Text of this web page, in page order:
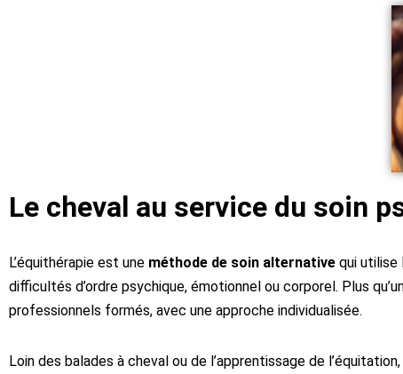
Le cheval au service du soin
L’équithérapie est une méthode de soin alternative qui utilise
difficultés d’ordre psychique, émotionnel ou corporel. Plus
professionnels formés, avec une approche individualisée.
Loin des balades à cheval ou de l’apprentissage de